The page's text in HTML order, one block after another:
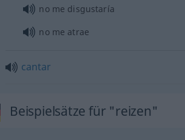
no me disgustaría
no me atrae
cantar
Beispielsätze für "reizen"